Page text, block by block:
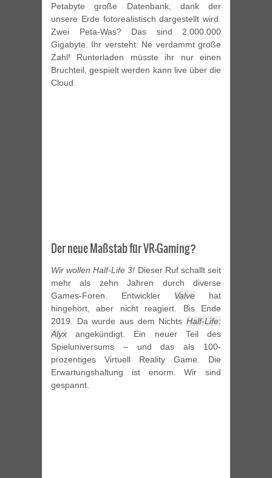
Petabyte große Datenbank, dank der
unsere Erde fotorealistisch dargestellt wird.
Zwei Peta-Was? Das sind 2.000.000
Gigabyte. Ihr versteht: Ne verdammt große
Zahl! Runterladen müsste ihr nur einen
Bruchteil, gespielt werden kann live über die
Cloud.
Der neue Maßstab für VR-Gaming?
Wir wollen Half-Life 3! Dieser Ruf schallt seit
mehr als zehn Jahren durch diverse
Games-Foren. Entwickler Valve hat
hingehört, aber nicht reagiert. Bis Ende
2019. Da wurde aus dem Nichts Half-Life:
Alyx angekündigt. Ein neuer Teil des
Spieluniversums – und das als 100-
prozentiges Virtuell Reality Game. Die
Erwartungshaltung ist enorm. Wir sind
gespannt.